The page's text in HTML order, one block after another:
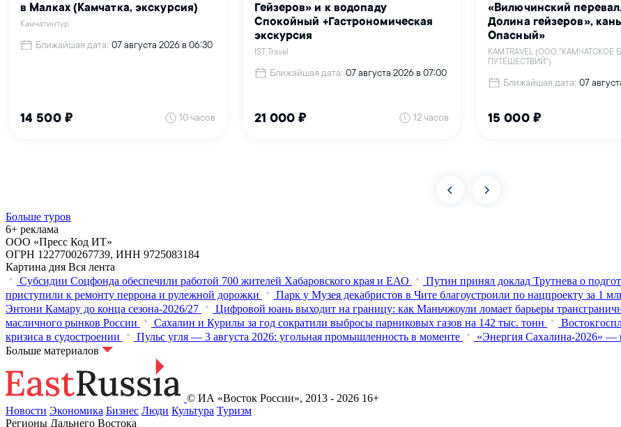
Больше туров
6+ реклама
ООО «Пресс Код ИТ»
ОГРН 1227700267739, ИНН 9725083184
Картина дня Вся лента
Субсидии Соцфонда обеспечили работой 700 жителей Хабаровского края и ЕАО
Путин принял доклад Трутнева о
приступили к ремонту перрона и рулежной дорожки
Парк у Музея декабристов в Чите благоустроили по нацпроекту за 1
Энтони Камару до конца сезона-2026/27
Цифровой юань выходит на границу: как Маньчжоули ломает барьеры
масличного рынков России
Сахалин и Курилы за год сократили выбросы парниковых газов на 142 тыс. тонн
кризиса в судостроении
Пульс угля — 3 августа 2026: угольная промышленность в моменте
«Энергия Сахалина-2026» —
Больше материалов
© ИА «Восток России», 2013 - 2026 16+
Новости Экономика Бизнес Люди Культура Туризм
Регионы Дальнего Востока